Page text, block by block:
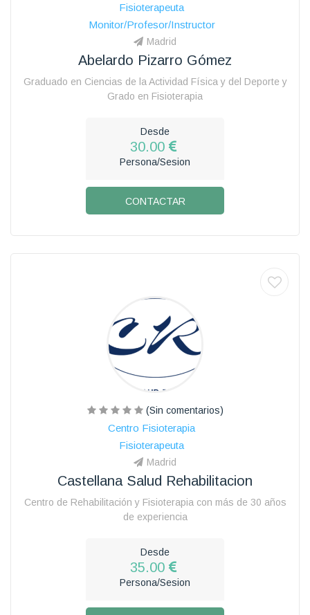
Fisioterapeuta
Monitor/Profesor/Instructor
Madrid
Abelardo Pizarro Gómez
Graduado en Ciencias de la Actividad Física y del Deporte y
Grado en Fisioterapia
Desde
30.00
Persona/Sesion
CONTACTAR
(Sin comentarios)
Centro Fisioterapia
Fisioterapeuta
Madrid
Castellana Salud Rehabilitacion
Centro de Rehabilitación y Fisioterapia con más de 30 años
de experiencia
Desde
35.00
Persona/Sesion